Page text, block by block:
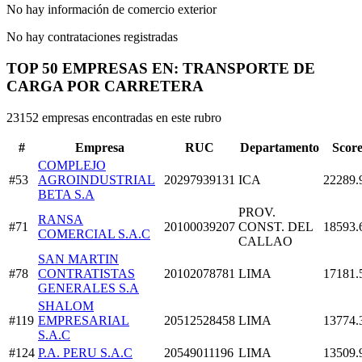
No hay información de comercio exterior
No hay contrataciones registradas
TOP 50 EMPRESAS EN: TRANSPORTE DE
CARGA POR CARRETERA
23152 empresas encontradas en este rubro
# Empresa RUC Departamento Score
#53
COMPLEJO
AGROINDUSTRIAL
BETA S.A
20297939131 ICA
#71
RANSA
COMERCIAL S.A.C
20100039207
PROV.
CONST. DEL
CALLAO
#78
SAN MARTIN
CONTRATISTAS
GENERALES S.A
20102078781 LIMA
#119
SHALOM
EMPRESARIAL
S.A.C
20512528458 LIMA
#124 P.A. PERU S.A.C 20549011196 LIMA